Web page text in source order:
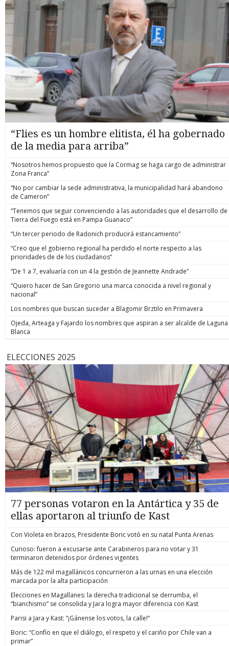
“Flies es un hombre elitista, él ha gobernado
de la media para arriba”
“Nosotros hemos propuesto que la Cormag se haga cargo de administrar
Zona Franca”
“No por cambiar la sede administrativa, la municipalidad hará abandono
de Cameron”
“Tenemos que seguir convenciendo a las autoridades que el desarrollo de
Tierra del Fuego está en Pampa Guanaco”
“Un tercer periodo de Radonich producirá estancamiento”
“Creo que el gobierno regional ha perdido el norte respecto a las
prioridades de de los ciudadanos”
“De 1 a 7, evaluaría con un 4 la gestión de Jeannette Andrade”
“Quiero hacer de San Gregorio una marca conocida a nivel regional y
nacional”
Los nombres que buscan suceder a Blagomir Brztilo en Primavera
Ojeda, Arteaga y Fajardo los nombres que aspiran a ser alcalde de Laguna
Blanca
ELECCIONES 2025
77 personas votaron en la Antártica y 35 de
ellas aportaron al triunfo de Kast
Con Violeta en brazos, Presidente Boric votó en su natal Punta Arenas
Curioso: fueron a excusarse ante Carabineros para no votar y 31
terminaron detenidos por órdenes vigentes
Más de 122 mil magallánicos concurrieron a las urnas en una elección
marcada por la alta participación
Elecciones en Magallanes: la derecha tradicional se derrumba, el
“bianchismo” se consolida y Jara logra mayor diferencia con Kast
Parisi a Jara y Kast: “¡Gánense los votos, la calle!”
Boric: “Confío en que el diálogo, el respeto y el cariño por Chile van a
primar”